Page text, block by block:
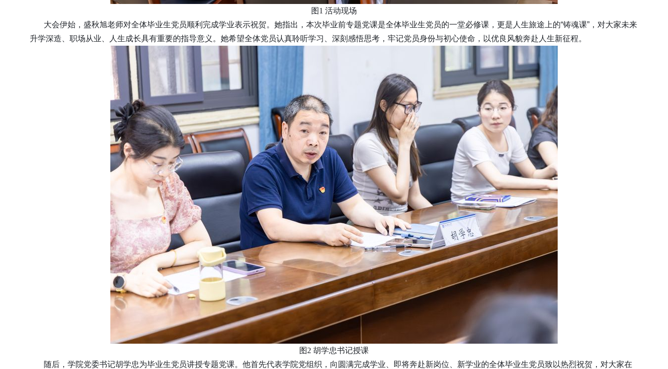
图 1 活动现场
大会伊始，盛秋旭老师对全体毕业生党员顺利完成学业表示祝贺。她指出，本次毕业前专题党课是全体毕业生党员的一堂必修课，更是人生旅途上的“铸魂课”，对大家未来
升学深造、职场从业、人生成长具有重要的指导意义。她希望全体党员认真聆听学习、深刻感悟思考，牢记党员身份与初心使命，以优良风貌奔赴人生新征程。
图 2 胡学忠书记授课
随后，学院党委书记胡学忠为毕业生党员讲授专题党课。他首先代表学院党组织，向圆满完成学业、即将奔赴新岗位、新学业的全体毕业生党员致以热烈祝贺，对大家在